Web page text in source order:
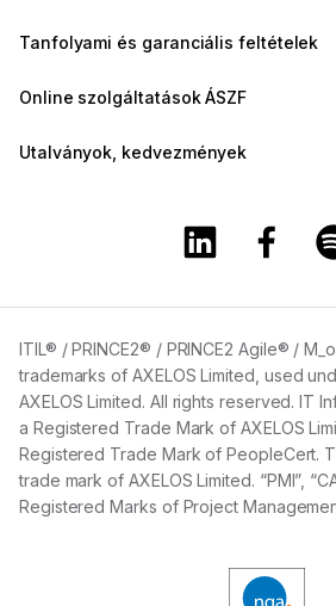
Tanfolyami és garanciális feltételek
Online szolgáltatások ÁSZF
Utalványok, kedvezmények
A A
ITIL® / PRINCE2® / PRINCE2 Agile® /
trademarks of AXELOS Limited, used
AXELOS Limited. All rights reserved. IT
a Registered Trade Mark of AXELOS
Registered Trade Mark of PeopleCert.
trade mark of AXELOS Limited. “PMI”,
Registered Marks of Project